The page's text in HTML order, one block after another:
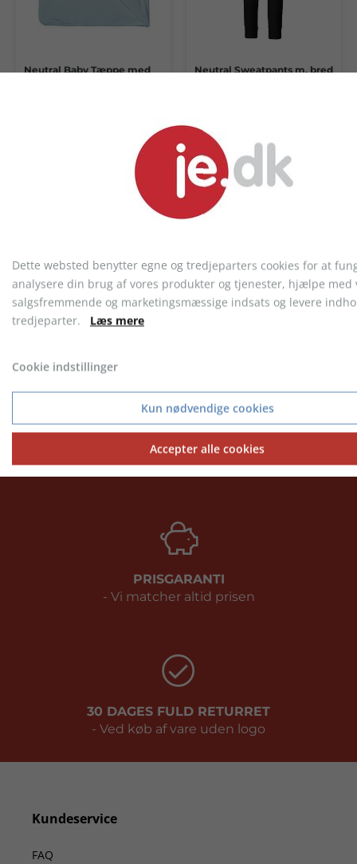
Neutral Baby Tæppe med
Neutral Sweatpants m. bred
Neutral Sweatshirt, unisex
KONTAKT KUNDESERVICE
Telefon: 9717 5599
PRISGARANTI
- Vi matcher altid prisen
30 DAGES FULD RETURRET
- Ved køb af vare uden logo
Kundeservice
FAQ
Dette websted benytter egne og tredjeparters cookies for at
analysere din brug af vores produkter og tjenester, hjælpe med
salgsfremmende og marketingsmæssige indsats og levere
tredjeparter. Læs mere
Cookie indstillinger
Kun nødvendige cookies
Accepter alle cookies